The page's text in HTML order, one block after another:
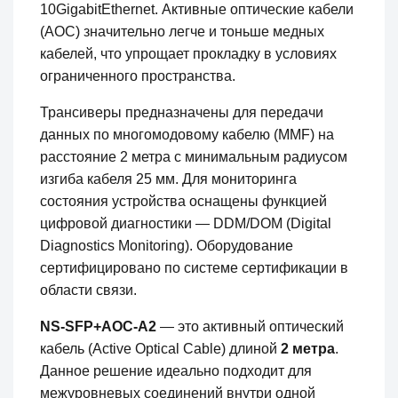
10GigabitEthernet. Активные оптические кабели
(AOC) значительно легче и тоньше медных
кабелей, что упрощает прокладку в условиях
ограниченного пространства.
Трансиверы предназначены для передачи
данных по многомодовому кабелю (MMF) на
расстояние 2 метра с минимальным радиусом
изгиба кабеля 25 мм. Для мониторинга
состояния устройства оснащены функцией
цифровой диагностики — DDM/DOM (Digital
Diagnostics Monitoring). Оборудование
сертифицировано по системе сертификации в
области связи.
NS-SFP+AOC-A2 — это активный оптический
кабель (Active Optical Cable) длиной2 метра.
Данное решение идеально подходит для
межуровневых соединений внутри одной